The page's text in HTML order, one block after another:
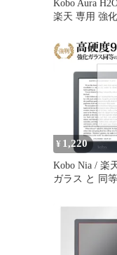
Kobo Aura
楽天 専用 強化
9H ブルーラ
光沢タイプ
保護フィルム
¥ 1,220
Kobo Nia / 楽
ガラス と 同
クリア光沢 改
保護フィルム